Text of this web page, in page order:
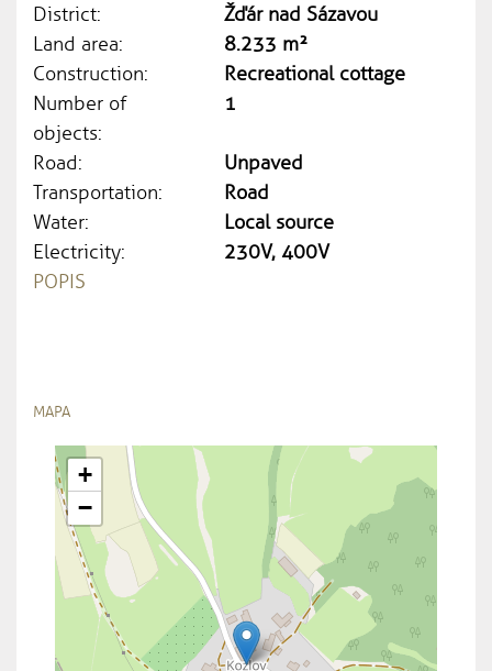
District:
Žďár nad Sázavou
Land area:
8.233 m²
Construction:
Recreational cottage
Number of
objects:
1
Road:
Unpaved
Transportation:
Road
Water:
Local source
Electricity:
230V, 400V
POPIS
MAPA
+
−